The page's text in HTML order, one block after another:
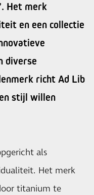
Het merk
en een collectie
diverse
richt Ad Lib
stijl willen
als
Het merk
titanium te